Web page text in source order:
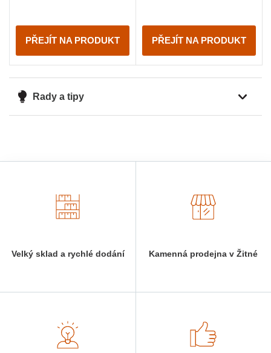
PŘEJÍT NA PRODUKT PŘEJÍT NA PRODUKT
Rady a tipy
Velký sklad a rychlé dodání Kamenná prodejna v Žitné